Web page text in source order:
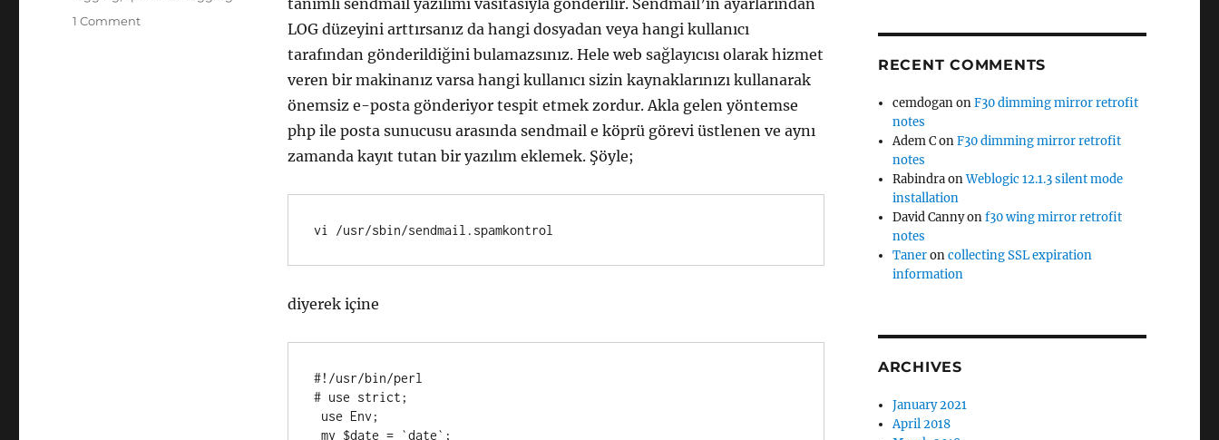
tanımlı sendmail yazılımı vasıtasıyla gönderilir. Sendmail’in ayarlarından
LOG düzeyini arttırsanız da hangi dosyadan veya hangi kullanıcı
tarafından gönderildiğini bulamazsınız. Hele web sağlayıcısı olarak hizmet
veren bir makinanız varsa hangi kullanıcı sizin kaynaklarınızı kullanarak
önemsiz e-posta gönderiyor tespit etmek zordur. Akla gelen yöntemse
php ile posta sunucusu arasında sendmail e köprü görevi üstlenen ve aynı
zamanda kayıt tutan bir yazılım eklemek. Şöyle;
diyerek içine
#!/usr/bin/perl
# use strict;
1 Commenton
RECENT COMMENTS
cemdoganonF30 dimming mirror retrofit
notes
Adem ConF30 dimming mirror retrofit
notes
RabindraonWeblogic 12.1.3 silent mode
installation
David Cannyonf30 wing mirror retrofit
notes
Taneroncollecting SSL expiration
information
ARCHIVES
January 2021
April 2018